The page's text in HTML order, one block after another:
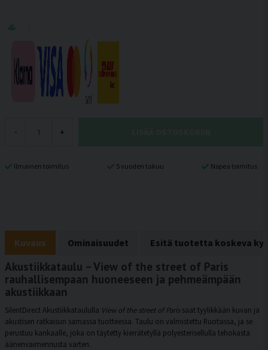
- +
Ilmainen toimitus 5 vuoden takuu Nopea toimitus
Kuvaus Ominaisuudet Esitä tuotetta koskeva
Akustiikkataulu – View of the street of Paris
rauhallisempaan huoneeseen ja pehmeämpään
akustiikkaan
SilentDirect Akustiikkataululla View of the street of Parissaat tyylikkään kuvan ja
akustisen ratkaisun samassa tuotteessa. Taulu on valmistettu Ruotsissa, ja se
perustuu kankaalle, joka on täytetty kierrätetyllä polyesterisellulla tehokasta
äänenvaimennusta varten.